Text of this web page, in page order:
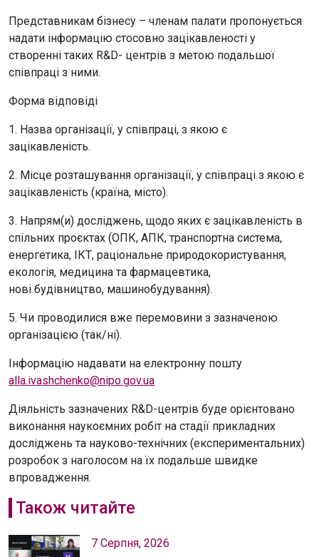
Представникам бізнесу – членам палати пропонується
надати інформацію стосовно зацікавленості у
створенні таких R&D- центрів з метою подальшої
співпраці з ними.
Форма відповіді
1. Назва організації, у співпраці, з якою є
зацікавленість.
2. Місце розташування організації, у співпраці з якою є
зацікавленість (країна, місто).
3. Напрям(и) досліджень, щодо яких є зацікавленість в
спільних проєктах (ОПК, АПК, транспортна система,
енергетика, ІКТ, раціональне природокористування,
екологія, медицина та фармацевтика,
нові будівництво, машинобудування).
5. Чи проводилися вже перемовини з зазначеною
організацією (так/ні).
Інформацію надавати на електронну пошту
alla.ivashchenko@nipo.gov.ua
Діяльність зазначених R&D-центрів буде орієнтовано
виконання наукоємних робіт на стадії прикладних
досліджень та науково-технічних (експериментальних)
розробок з наголосом на їх подальше швидке
впровадження.
Також читайте
7 Серпня, 2026